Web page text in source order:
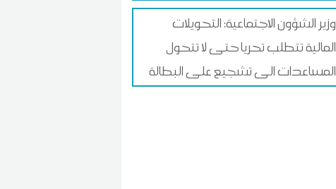
وزير الشؤون الاجتماعية: التحويلات
المالية تتطلب تحريا حتى لا تتحول
المساعدات الى تشجيع على البطالة